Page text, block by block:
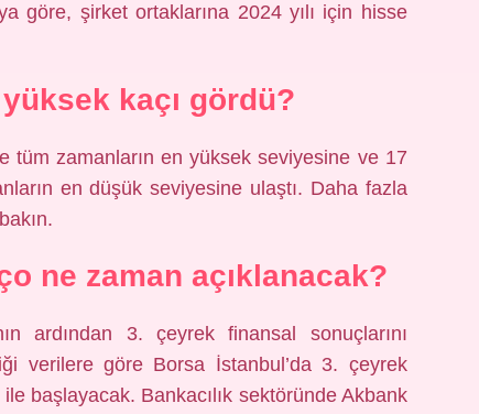
göre, şirket ortaklarına 2024 yılı için hisse
kaçı gördü?
tüm zamanların en yüksek seviyesine ve 17
en düşük seviyesine ulaştı. Daha fazla
ne zaman açıklanacak?
ardından 3. çeyrek finansal sonuçlarını
verilere göre Borsa İstanbul’da 3. çeyrek
başlayacak. Bankacılık sektöründe Akbank